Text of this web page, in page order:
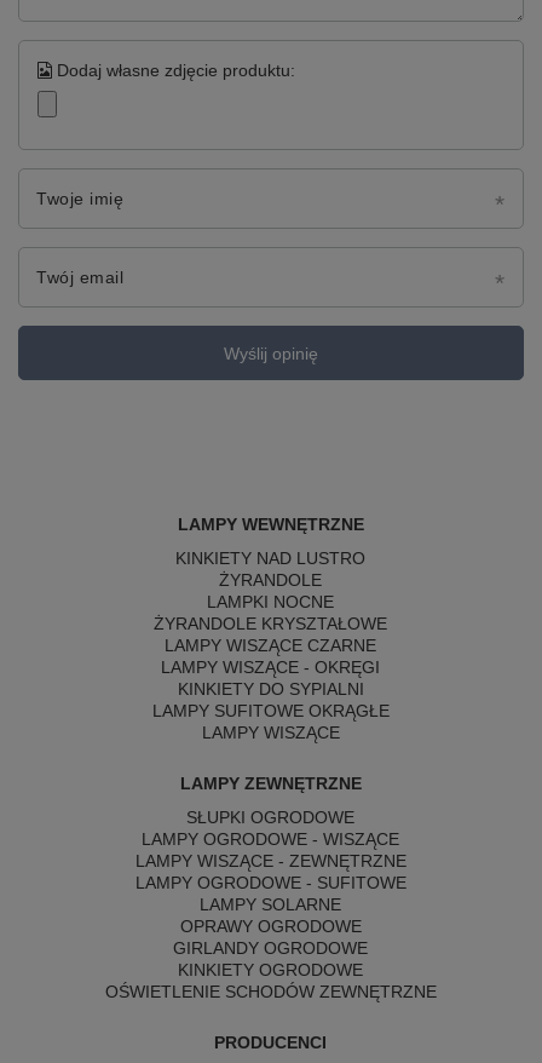
Dodaj własne zdjęcie produktu:
Twoje imię
Twój email
Wyślij opinię
LAMPY WEWNĘTRZNE
KINKIETY NAD LUSTRO
ŻYRANDOLE
LAMPKI NOCNE
ŻYRANDOLE KRYSZTAŁOWE
LAMPY WISZĄCE CZARNE
LAMPY WISZĄCE - OKRĘGI
KINKIETY DO SYPIALNI
LAMPY SUFITOWE OKRĄGŁE
LAMPY WISZĄCE
LAMPY ZEWNĘTRZNE
SŁUPKI OGRODOWE
LAMPY OGRODOWE - WISZĄCE
LAMPY WISZĄCE - ZEWNĘTRZNE
LAMPY OGRODOWE - SUFITOWE
LAMPY SOLARNE
OPRAWY OGRODOWE
GIRLANDY OGRODOWE
KINKIETY OGRODOWE
OŚWIETLENIE SCHODÓW ZEWNĘTRZNE
PRODUCENCI